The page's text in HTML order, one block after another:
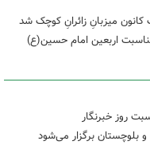
میزبانِ زائرانِ کوچک شد
اربعین امام حسین(ع)
روز خبرنگار
بلوچستان برگزار می‌شود